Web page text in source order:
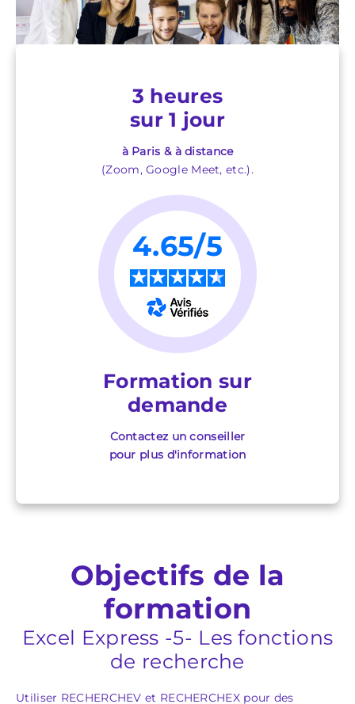
3 heures
sur 1 jour
à Paris & à distance
(Zoom, Google Meet, etc.).
4.65/5
★★★★★
Formation sur
demande
Contactez un conseiller
pour plus d'information
Objectifs de la
formation
Excel Express -5- Les fonctions
de recherche
Utiliser RECHERCHEV et RECHERCHEX pour des